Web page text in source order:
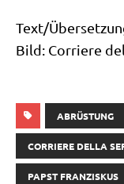
Text/​
Bild: Cor­rie­re
ABRÜSTUNG
CORRIERE DELLA
PAPST FRANZISKUS